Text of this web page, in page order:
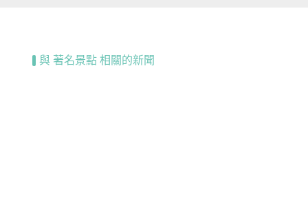
與 著名景點 相關的新聞